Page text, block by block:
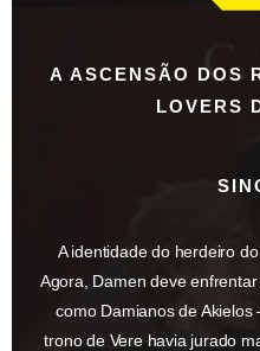
A ASCENSÃO DOS
LOVERS
A identidade do herdeiro
Agora, Damen deve
como Damianos de
trono de Vere havia jurado